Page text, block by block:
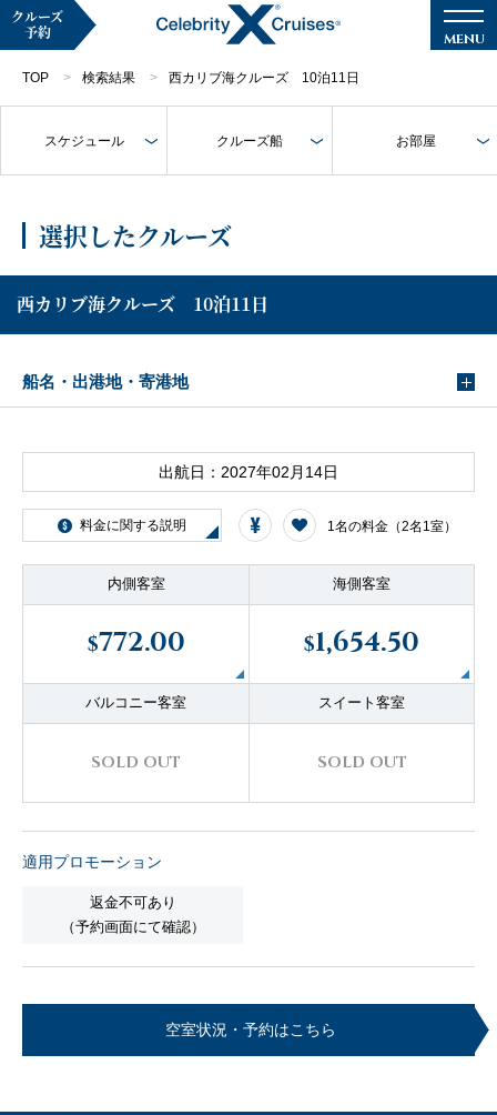
クルーズ検索
キャンペーン・特集
クルーズの楽しみ方
船内へようこそ
客船のご案内
寄港地ガイド
ご予約後の流れ お問い合わせ
セレブリティクルーズの世
クルーズ
予約
TOP 検索結果 西カリブ海クルーズ 10泊11日
スケジュール クルーズ船 お部屋
選択したクルーズ
西カリブ海クルーズ 10泊11日
船名・出港地・寄港地
出航日：2027年02月14日
料金に関する説明 1名の料金（2名1室）
内側客室
$772.00
海側客室
$1,654.50
バルコニー客室
SOLD OUT
スイート客室
SOLD OUT
適用プロモーション
返金不可あり
（予約画面にて確認）
空室状況・予約はこちら